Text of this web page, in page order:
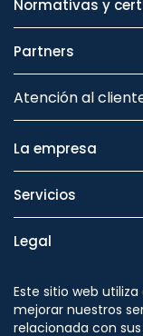
Normativas y
Partners
Atención al
La empresa
Servicios
Legal
Seguridad
Este sitio web
mejorar nuestros
relacionada con